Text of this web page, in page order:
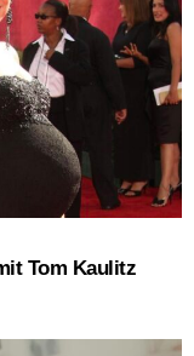
Tom Kaulitz